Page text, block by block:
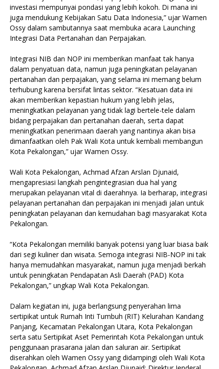
investasi mempunyai pondasi yang lebih kokoh. Di mana ini
juga mendukung Kebijakan Satu Data Indonesia,” ujar Wamen
Ossy dalam sambutannya saat membuka acara Launching
Integrasi Data Pertanahan dan Perpajakan.
Integrasi NIB dan NOP ini memberikan manfaat tak hanya
dalam penyatuan data, namun juga peningkatan pelayanan
pertanahan dan perpajakan, yang selama ini memang belum
terhubung karena bersifat lintas sektor. “Kesatuan data ini
akan memberikan kepastian hukum yang lebih jelas,
meningkatkan pelayanan yang tidak lagi bertele-tele dalam
bidang perpajakan dan pertanahan daerah, serta dapat
meningkatkan penerimaan daerah yang nantinya akan bisa
dimanfaatkan oleh Pak Wali Kota untuk kembali membangun
Kota Pekalongan,” ujar Wamen Ossy.
Wali Kota Pekalongan, Achmad Afzan Arslan Djunaid,
mengapresiasi langkah pengintegrasian dua hal yang
merupakan pelayanan vital di daerahnya. Ia berharap, integrasi
pelayanan pertanahan dan perpajakan ini menjadi jalan untuk
peningkatan pelayanan dan kemudahan bagi masyarakat Kota
Pekalongan.
“Kota Pekalongan memiliki banyak potensi yang luar biasa baik
dari segi kuliner dan wisata. Semoga integrasi NIB-NOP ini tak
hanya memudahkan masyarakat, namun juga menjadi berkah
untuk peningkatan Pendapatan Asli Daerah (PAD) Kota
Pekalongan,” ungkap Wali Kota Pekalongan.
Dalam kegiatan ini, juga berlangsung penyerahan lima
sertipikat untuk Rumah Inti Tumbuh (RIT) Kelurahan Kandang
Panjang, Kecamatan Pekalongan Utara, Kota Pekalongan
serta satu Sertipikat Aset Pemerintah Kota Pekalongan untuk
penggunaan prasarana jalan dan saluran air. Sertipikat
diserahkan oleh Wamen Ossy yang didampingi oleh Wali Kota